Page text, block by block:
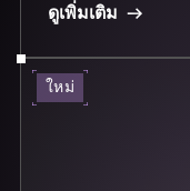
ดูเพิ่มเติม
ใหม่